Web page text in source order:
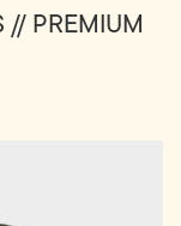
// PREMIUM